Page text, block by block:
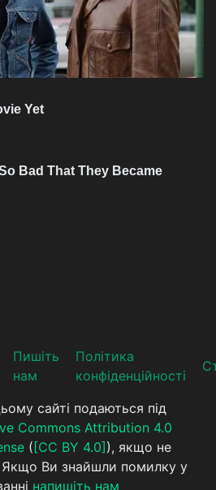
Пишіть
нам
Політика
конфіденційності
сайті подаються під
Commons Attribution 4.0
( [CC BY 4.0] ), якщо не
Якщо Ви знайшли помилку у
напишіть нам